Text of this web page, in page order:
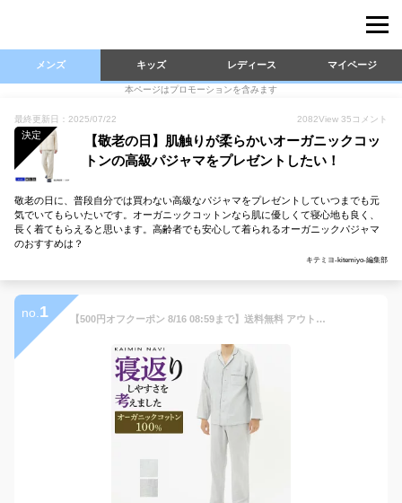
メンズ キッズ レディース マイページ
本ページはプロモーションを含みます
最終更新日：2025/07/22 2082View 35 コメント
決定
【敬老の日】肌触りが柔らかいオーガニックコッ
トンの高級パジャマをプレゼントしたい！
敬老の日に、普段自分では買わない高級なパジャマをプレゼントしていつまでも元
気でいてもらいたいです。オーガニックコットンなら肌に優しくて寝心地も良く、
長く着てもらえると思います。高齢者でも安心して着られるオーガニックパジャマ
のおすすめは？
キテミヨ-kitemiyo-編集部
no. 1 【500円オフクーポン 8/16 08:59まで】送料無料 アウトレット セール グンゼ パジャマ メンズ 年間 長袖長パンツ 紳士 寝巻き 綿100％ オーガニックコットン 腰ゴム取替可 ポケット付き 前とじ 前閉じ ギフト プレゼント M〜LL GM2052 KAIMIN NAVI カイミンナビ GUNZE35